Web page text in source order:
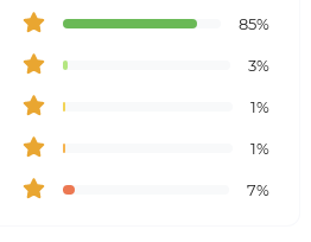
85%
3%
1%
1%
7%